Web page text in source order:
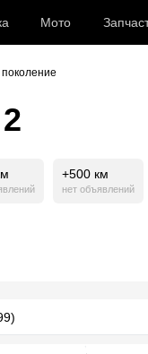
Мото
+500 км
нет объявлений